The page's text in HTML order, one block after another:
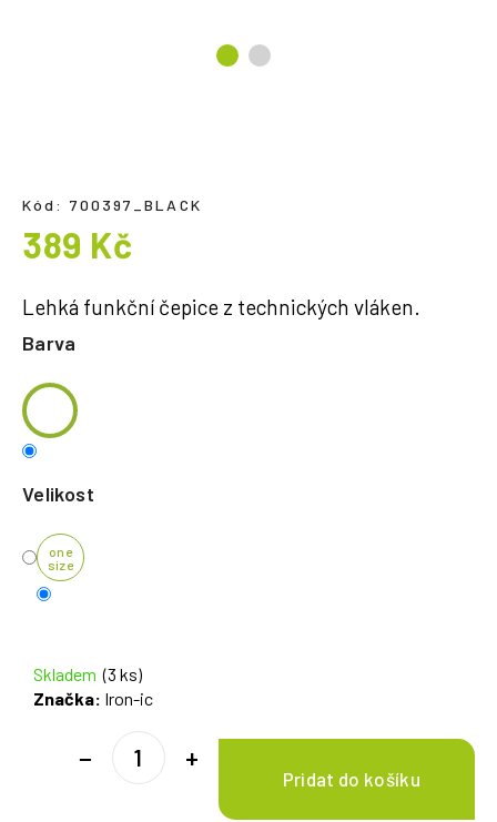
Lehká funkční čepice z technických vláken.
Barva
Velikost
one
size
Skladem (3 ks)
Značka: Iron-ic
+
−
Kód: 700397_BLACK
389 Kč
cena: